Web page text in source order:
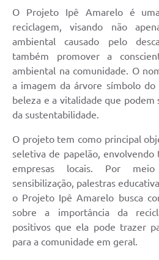
Notícias
Carta de Serviços
Galeria de Vídeos
Diário Oficial
Projetos
Contas Públicas
Legislação
Links
Serviços Online
O Projeto Ipê Amarelo é
reciclagem, visando não
ambiental causado pelo
também promover a
ambiental na comunidade. O
a imagem da árvore símbolo do
beleza e a vitalidade que podem
da sustentabilidade.
O projeto tem como principal
seletiva de papelão,
empresas locais. Por
sensibilização, palestras
o Projeto Ipê Amarelo busca
sobre a importância da
positivos que ela pode trazer
para a comunidade em geral.